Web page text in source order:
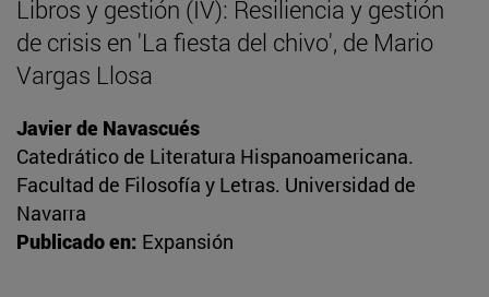
Libros y gestión (IV): Resiliencia y gestión
de crisis en 'La fiesta del chivo', de Mario
Vargas Llosa
Javier de Navascués
Catedrático de Literatura Hispanoamericana.
Facultad de Filosofía y Letras. Universidad de
Navarra
Publicado en: Expansión